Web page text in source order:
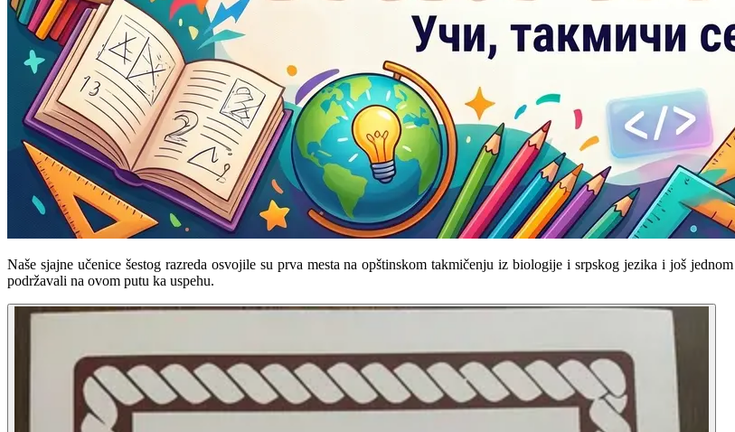
Naše sjajne učenice šestog razreda osvojile su prva mesta na opštinskom takmičenju iz biologije i srpskog jezika i još
podržavali na ovom putu ka uspehu.